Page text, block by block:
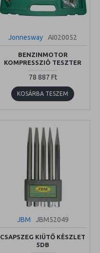
Jonnesway AI020052
BENZINMOTOR
KOMPRESSZIÓ TESZTER
78 887 Ft
KOSÁRBA TESZEM
JBM JBM52049
CSAPSZEG KIÜTŐ KÉSZLET
5DB